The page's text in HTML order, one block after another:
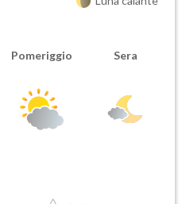
Pomeriggio Sera